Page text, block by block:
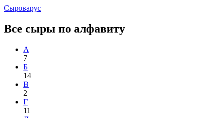
Сыроварус
Все сыры по алфавиту
А
7
Б
14
В
2
Г
11